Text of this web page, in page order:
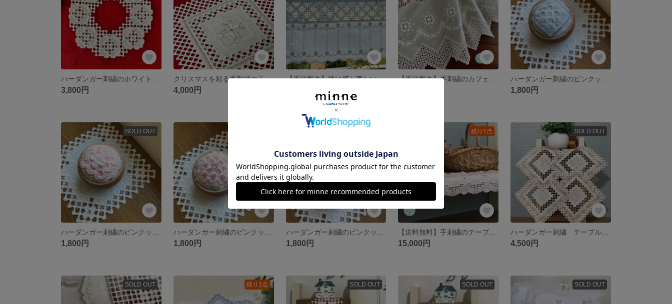
3,800円
クリスマスを彩る手刺繍のテーブルマット(ハーダンガー刺繍)
4,000円
【受注製作】透け感が美しい手刺しゅうのカフェカーテン
1,800円
SOLD OUT
1,800円 1,800円 1,800円
残り1点
15,000円
SOLD OUT
4,500円
SOLD OUT 残り1点 SOLD OUT SOLD OUT SOLD OUT